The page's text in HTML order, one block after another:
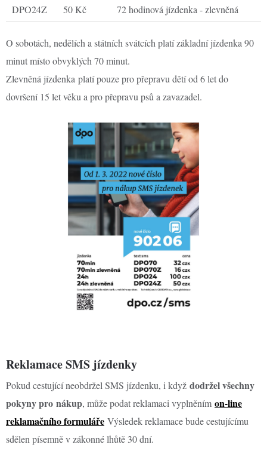
DPO24Z
50 Kč 72 hodinová jízdenka - zlevněná
O sobotách, nedělích a státních svátcích platí základní jízdenka 90
minut místo obvyklých 70 minut.
Zlevněná jízdenka platí pouze pro přepravu dětí od 6 let do
dovršení 15 let věku a pro přepravu psů a zavazadel.
Reklamace SMS jízdenky
Pokud cestující neobdržel SMS jízdenku, i když dodržel všechny
pokyny pro nákup, může podat reklamaci vyplněním on-line
reklamačního formuláře Výsledek reklamace bude cestujícímu
sdělen písemně v zákonné lhůtě 30 dní.